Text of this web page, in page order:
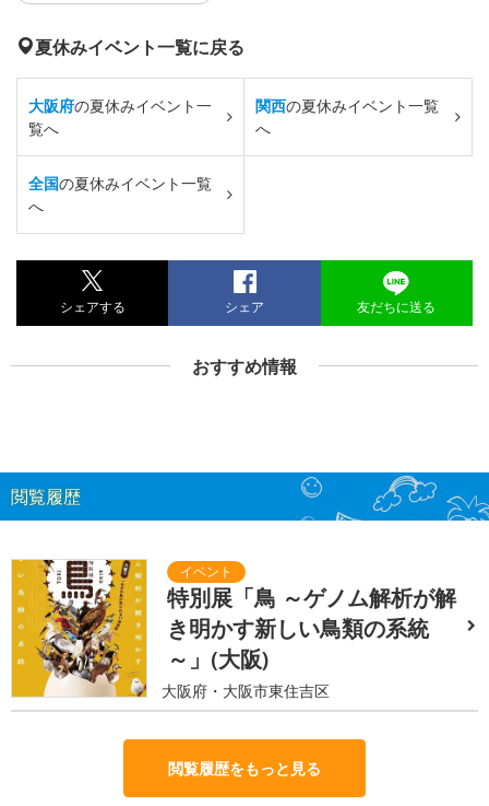
夏休みイベント一覧に戻る
大阪府の夏休みイベント一
覧へ
関西の夏休みイベント一覧
へ
全国の夏休みイベント一覧
へ
シェアする シェア 友だちに送る
おすすめ情報
閲覧履歴
特別展「鳥 ～ゲノム解析が解
き明かす新しい鳥類の系統
～」(大阪)
大阪府・大阪市東住吉区
閲覧履歴をもっと見る